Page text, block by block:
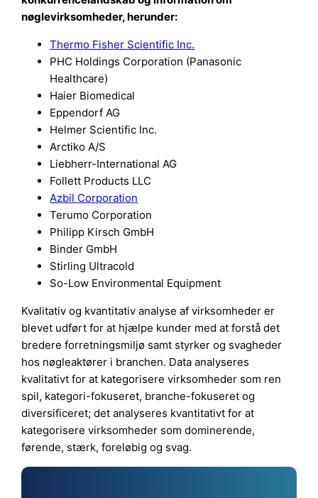
nøglevirksomheder, herunder:
Thermo Fisher Scientific Inc.
PHC Holdings Corporation (Panasonic
Healthcare)
Haier Biomedical
Eppendorf AG
Helmer Scientific Inc.
Arctiko A/S
Liebherr-International AG
Follett Products LLC
Azbil Corporation
Terumo Corporation
Philipp Kirsch GmbH
Binder GmbH
Stirling Ultracold
So-Low Environmental Equipment
Kvalitativ og kvantitativ analyse af virksomheder er
blevet udført for at hjælpe kunder med at forstå det
bredere forretningsmiljø samt styrker og svagheder
hos nøgleaktører i branchen. Data analyseres
kvalitativt for at kategorisere virksomheder som ren
spil, kategori-fokuseret, branche-fokuseret og
diversificeret; det analyseres kvantitativt for at
kategorisere virksomheder som dominerende,
førende, stærk, foreløbig og svag.